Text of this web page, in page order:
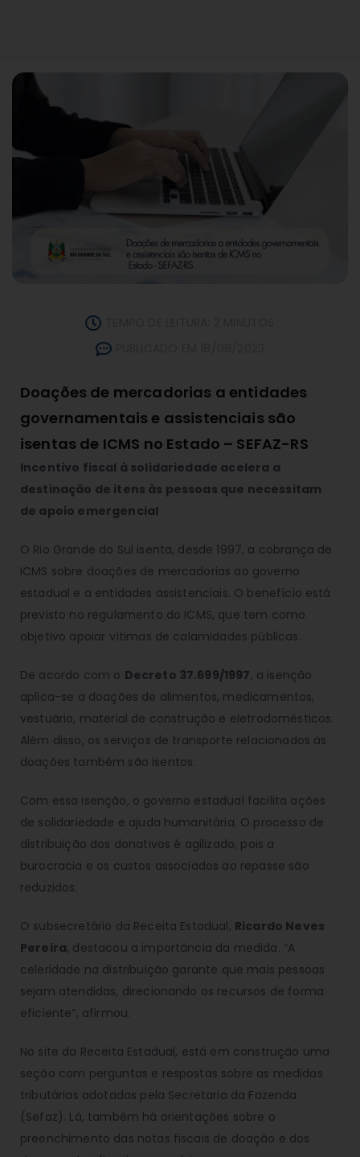
Doações de mercadorias a entidades
governamentais e assistenciais são
isentas de ICMS no Estado – SEFAZ-RS
Incentivo fiscal à solidariedade acelera a
destinação de itens às pessoas que necessitam
de apoio emergencial
O Rio Grande do Sul isenta, desde 1997, a cobrança de
ICMS sobre doações de mercadorias ao governo
estadual e a entidades assistenciais. O benefício está
previsto no regulamento do ICMS, que tem como
objetivo apoiar vítimas de calamidades públicas.
De acordo com o Decreto 37.699/1997, a isenção
aplica-se a doações de alimentos, medicamentos,
vestuário, material de construção e eletrodomésticos.
Além disso, os serviços de transporte relacionados às
doações também são isentos.
Com essa isenção, o governo estadual facilita ações
de solidariedade e ajuda humanitária. O processo de
distribuição dos donativos é agilizado, pois a
burocracia e os custos associados ao repasse são
reduzidos.
O subsecretário da Receita Estadual, Ricardo Neves
Pereira, destacou a importância da medida. “A
celeridade na distribuição garante que mais pessoas
sejam atendidas, direcionando os recursos de forma
eficiente”, afirmou.
No site da Receita Estadual, está em construção uma
seção com perguntas e respostas sobre as medidas
tributárias adotadas pela Secretaria da Fazenda
(Sefaz). Lá, também há orientações sobre o
preenchimento das notas fiscais de doação e dos